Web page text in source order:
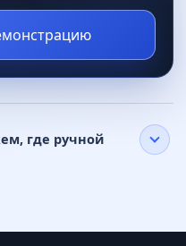
где ручной